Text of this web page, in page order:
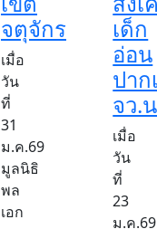
จตุจักร
เมื่อ
วัน
ที่
31
ม.ค.69
มูลนิธิ
พล
เอก
เด็ก
อ่อน
ปาก
จว.
เมื่อ
วัน
ที่
23
ม.ค.69